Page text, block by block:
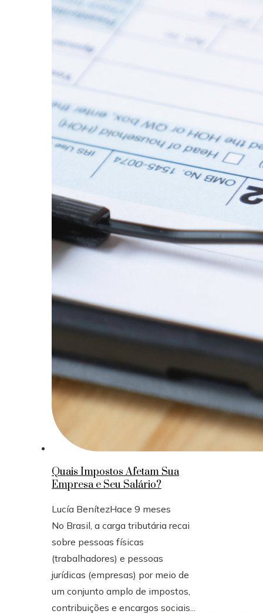
Quais Impostos Afetam Sua
Empresa e Seu Salário?
Lucía BenítezHace 9 meses
No Brasil, a carga tributária recai
sobre pessoas físicas
(trabalhadores) e pessoas
jurídicas (empresas) por meio de
um conjunto amplo de impostos,
contribuições e encargos sociais...